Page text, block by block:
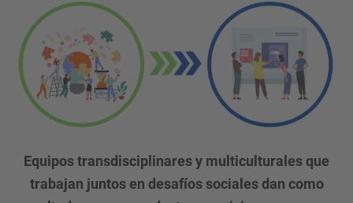
Equipos transdisciplinares y multiculturalesque
trabajan juntos en desafíos sociales dan como